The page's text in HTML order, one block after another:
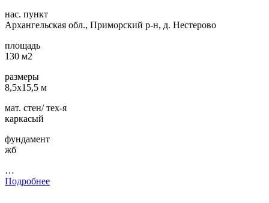
нас. пункт
Архангельская обл., Приморский р-н, д. Нестерово
площадь
130 м2
размеры
8,5х15,5 м
мат. стен/ тех-я
каркасый
фундамент
жб
…
Подробнее